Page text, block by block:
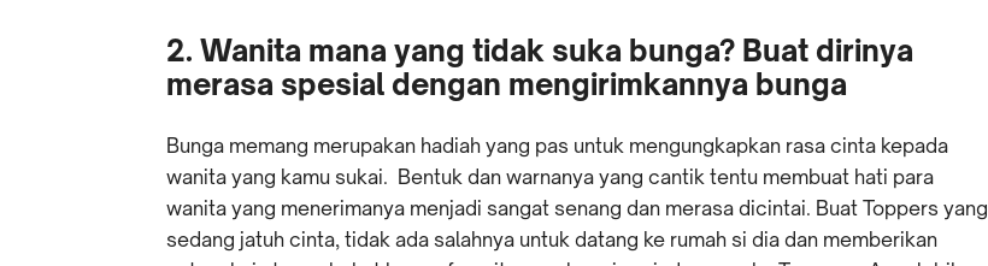
2. Wanita mana yang tidak suka bunga? Buat dirinya
merasa spesial dengan mengirimkannya bunga
Bunga memang merupakan hadiah yang pas untuk mengungkapkan rasa cinta kepada
wanita yang kamu sukai. Bentuk dan warnanya yang cantik tentu membuat hati para
wanita yang menerimanya menjadi sangat senang dan merasa dicintai. Buat Toppers yang
sedang jatuh cinta, tidak ada salahnya untuk datang ke rumah si dia dan memberikan